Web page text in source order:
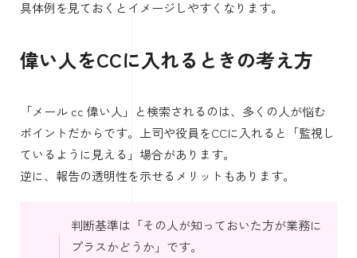
具体例を見ておくとイメージしやすくなります。
偉い人をCCに入れるときの考え方
「メール cc 偉い人」と検索されるのは、多くの人が悩む
ポイントだからです。上司や役員をCCに入れると「監視し
ているように見える」場合があります。
逆に、報告の透明性を示せるメリットもあります。
判断基準は「その人が知っておいた方が業務に
プラスかどうか」です。